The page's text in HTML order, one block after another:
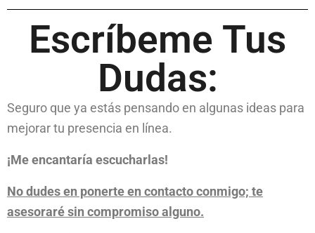
Escríbeme Tus
Dudas:
Seguro que ya estás pensando en algunas ideas para
mejorar tu presencia en línea.
¡Me encantaría escucharlas!
No dudes en ponerte en contacto conmigo; te
asesoraré sin compromiso alguno.